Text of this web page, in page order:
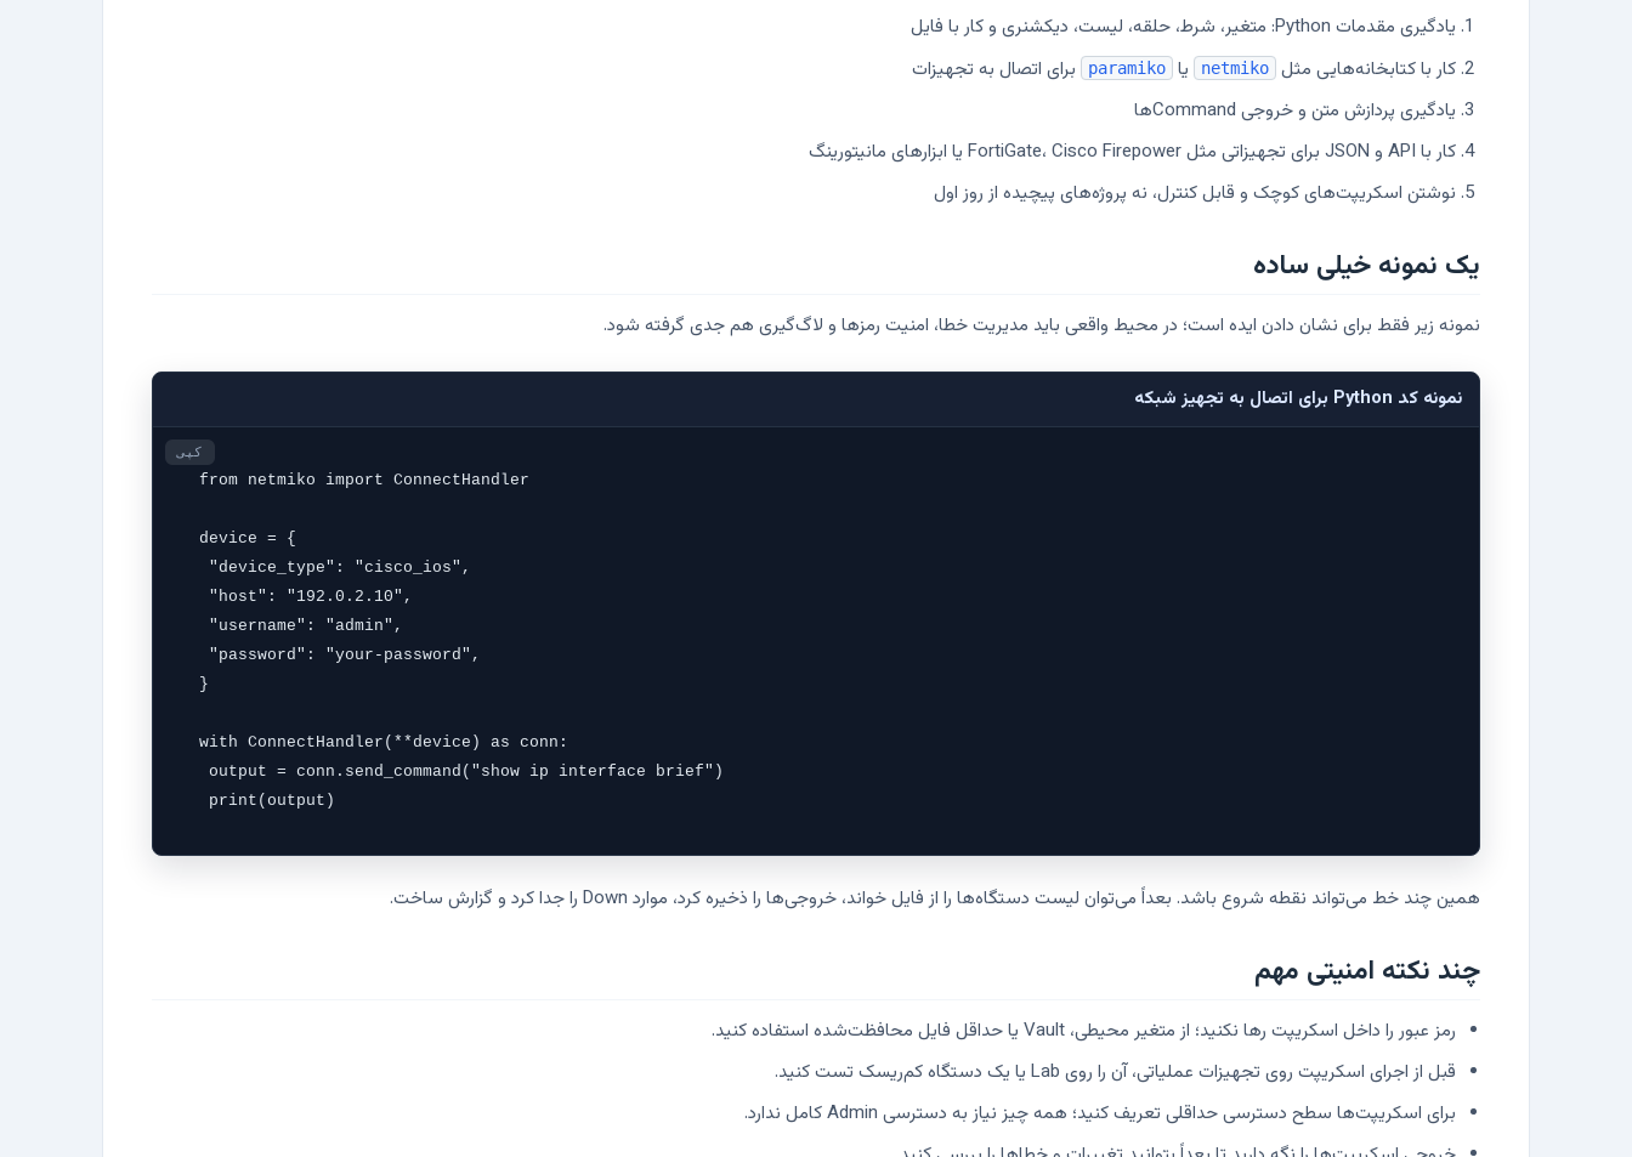
یادگیری مقدمات Python: متغیر، شرط، حلقه، لیست، دیکشنری و کار با فایل
کار با کتابخانه‌هایی مثل
netmiko یا paramiko
برای اتصال به تجهیزات
یادگیری پردازش متن و خروجی Commandها
کار با API و JSON برای تجهیزاتی مثل FortiGate، Cisco Firepower یا ابزارهای مانیتورینگ
نوشتن اسکریپت‌های کوچک و قابل کنترل، نه پروژه‌های پیچیده از روز اول
یک نمونه خیلی ساده
نمونه زیر فقط برای نشان دادن ایده است؛ در محیط واقعی باید مدیریت خطا، امنیت رمزها و لاگ‌گیری هم جدی گرفته شود.
نمونه کد Python برای اتصال به تجهیز شبکه
from netmiko import ConnectHandler
device = {
"device_type": "cisco_ios",
"host": "192.0.2.10",
"username": "admin",
"password": "your-password",
}
with ConnectHandler(**device) as conn:
output = conn.send_command("show ip interface brief")
print(output)
کپی
همین چند خط می‌تواند نقطه شروع باشد. بعداً می‌توان لیست دستگاه‌ها را از فایل خواند، خروجی‌ها را ذخیره کرد، موارد Down را جدا کرد و گزارش ساخت.
چند نکته امنیتی مهم
رمز عبور را داخل اسکریپت رها نکنید؛ از متغیر محیطی، Vault یا حداقل فایل محافظت‌شده استفاده کنید.
قبل از اجرای اسکریپت روی تجهیزات عملیاتی، آن را روی Lab یا یک دستگاه کم‌ریسک تست کنید.
برای اسکریپت‌ها سطح دسترسی حداقلی تعریف کنید؛ همه چیز نیاز به دسترسی Admin کامل ندارد.